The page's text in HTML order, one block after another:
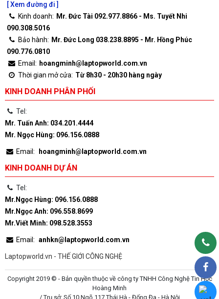
[ Xem đường đi ]
Kinh doanh: Mr. Đức Tài 092.977.8866 - Ms. Tuyết Nhi
090.308.5016
Bảo hành: Mr. Đức Long 038.238.8895 - Mr. Hồng Phúc
090.776.0810
Email: hoangminh@laptopworld.com.vn
Thời gian mở cửa: Từ 8h30 - 20h30 hàng ngày
KINH DOANH PHÂN PHỐI
Tel:
Mr. Tuấn Anh: 034.201.4444
Mr. Ngọc Hùng: 096.156.0888
Email: hoangminh@laptopworld.com.vn
KINH DOANH DỰ ÁN
Tel:
Mr.Ngọc Hùng: 096.156.0888
Mr.Ngọc Anh: 096.558.8699
Mr.Viết Minh: 098.528.3553
Email: anhkn@laptopworld.com.vn
Laptopworld.vn - THẾ GIỚI CÔNG NGHỆ
Copyright 2019 © - Bản quyền thuộc về công ty TNHH Công Nghệ Tin Học
Hoàng Minh
/ Trụ sở: Số 10 Ngõ 117 Thái Hà - Đống Đa - Hà Nội